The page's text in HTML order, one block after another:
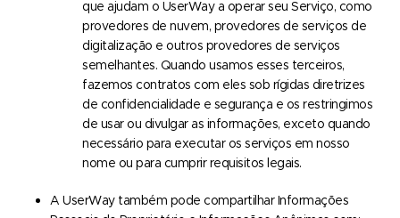
que ajudam o UserWay a operar seu Serviço, como
provedores de nuvem, provedores de serviços de
digitalização e outros provedores de serviços
semelhantes. Quando usamos esses terceiros,
fazemos contratos com eles sob rígidas diretrizes
de confidencialidade e segurança e os restringimos
de usar ou divulgar as informações, exceto quando
necessário para executar os serviços em nosso
nome ou para cumprir requisitos legais.
A UserWay também pode compartilhar Informações